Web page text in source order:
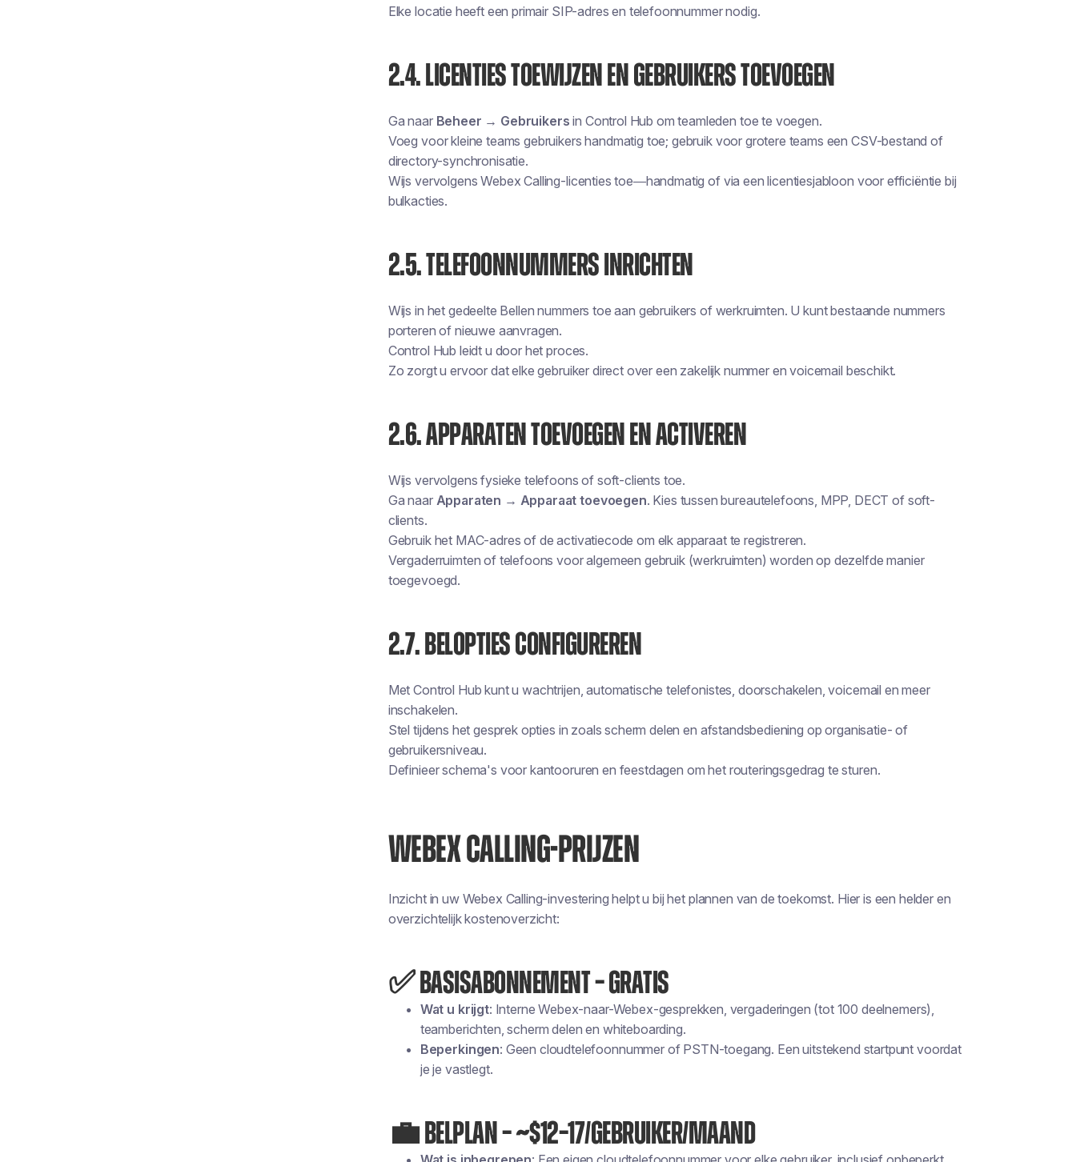
Elke locatie heeft een primair SIP-adres en telefoonnummer nodig.
2.4. LICENTIES TOEWIJZEN EN GEBRUIKERS TOEVOEGEN
Ga naar Beheer → Gebruikers in Control Hub om teamleden toe te voegen.
Voeg voor kleine teams gebruikers handmatig toe; gebruik voor grotere teams een CSV-bestand of
directory-synchronisatie.
Wijs vervolgens Webex Calling-licenties toe—handmatig of via een licentiesjabloon voor efficiëntie bij
bulkacties.
2.5. TELEFOONNUMMERS INRICHTEN
Wijs in het gedeelte Bellen nummers toe aan gebruikers of werkruimten. U kunt bestaande nummers
porteren of nieuwe aanvragen.
Control Hub leidt u door het proces.
Zo zorgt u ervoor dat elke gebruiker direct over een zakelijk nummer en voicemail beschikt.
2.6. APPARATEN TOEVOEGEN EN ACTIVEREN
Wijs vervolgens fysieke telefoons of soft-clients toe.
Ga naar Apparaten → Apparaat toevoegen. Kies tussen bureautelefoons, MPP, DECT of soft-
clients.
Gebruik het MAC-adres of de activatiecode om elk apparaat te registreren.
Vergaderruimten of telefoons voor algemeen gebruik (werkruimten) worden op dezelfde manier
toegevoegd.
2.7. BELOPTIES CONFIGUREREN
Met Control Hub kunt u wachtrijen, automatische telefonistes, doorschakelen, voicemail en meer
inschakelen.
Stel tijdens het gesprek opties in zoals scherm delen en afstandsbediening op organisatie- of
gebruikersniveau.
Definieer schema's voor kantooruren en feestdagen om het routeringsgedrag te sturen.
WEBEX CALLING-PRIJZEN
Inzicht in uw Webex Calling-investering helpt u bij het plannen van de toekomst. Hier is een helder en
overzichtelijk kostenoverzicht:
✅ BASISABONNEMENT – GRATIS
Wat u krijgt: Interne Webex-naar-Webex-gesprekken, vergaderingen (tot 100 deelnemers),
teamberichten, scherm delen en whiteboarding.
Beperkingen: Geen cloudtelefoonnummer of PSTN-toegang. Een uitstekend startpunt voordat
je je vastlegt.
💼 BELPLAN – ~$12–17/GEBRUIKER/MAAND